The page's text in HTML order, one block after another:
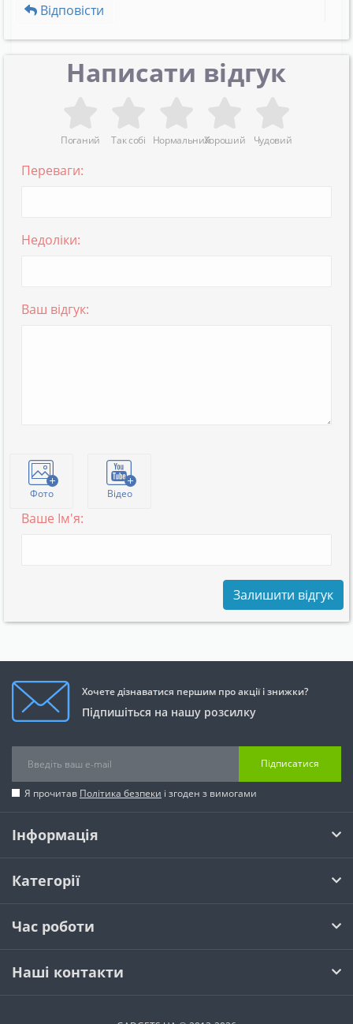
Відповісти
Написати відгук
Поганий Так собі НормальнийХороший Чудовий
Переваги:
Недоліки:
Ваш відгук:
Фото Відео
Ваше Ім'я:
Залишити відгук
Хочете дізнаватися першим про акції і знижки?
Підпишіться на нашу розсилку
Підписатися
Я прочитав Політика безпеки і згоден з вимогами
Інформація
Категорії
Час роботи
Наші контакти